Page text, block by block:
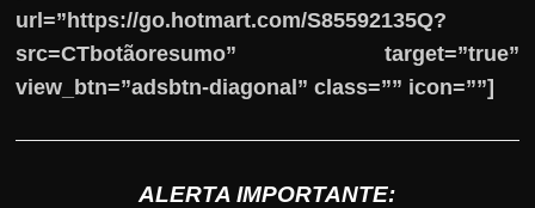
url=”https://go.hotmart.com/S85592135Q?
src=CTbotãoresumo” target=”true”
view_btn=”adsbtn-diagonal” class=”” icon=””]
ALERTA IMPORTANTE: